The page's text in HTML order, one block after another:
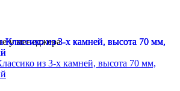
у менеджера
из 3-х камней, высота 70 мм,